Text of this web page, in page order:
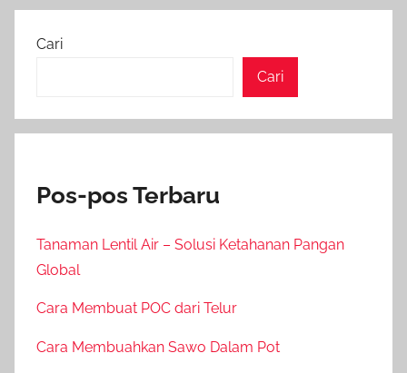
Cari
Cari
Pos-pos Terbaru
Tanaman Lentil Air – Solusi Ketahanan Pangan
Global
Cara Membuat POC dari Telur
Cara Membuahkan Sawo Dalam Pot